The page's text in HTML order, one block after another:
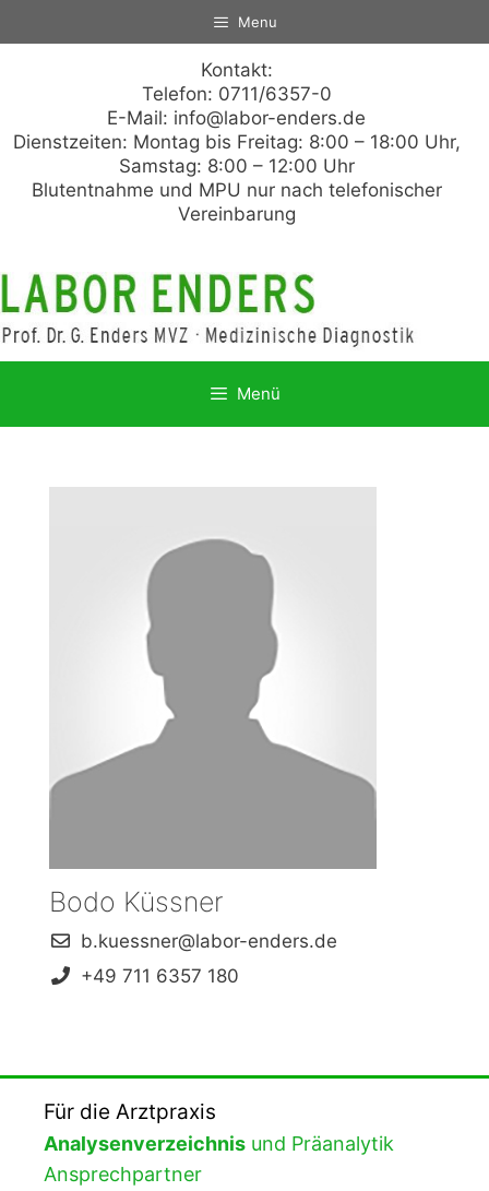
Menu
Kontakt:
Telefon: 0711/6357-0
E-Mail: info@labor-enders.de
Dienstzeiten: Montag bis Freitag: 8:00 – 18:00 Uhr,
Samstag: 8:00 – 12:00 Uhr
Blutentnahme und MPU nur nach telefonischer
Vereinbarung
Menü
Bodo Küssner
b.kuessner@labor-enders.de
+49 711 6357 180
Für die Arztpraxis
Analysenverzeichnis und Präanalytik
Ansprechpartner